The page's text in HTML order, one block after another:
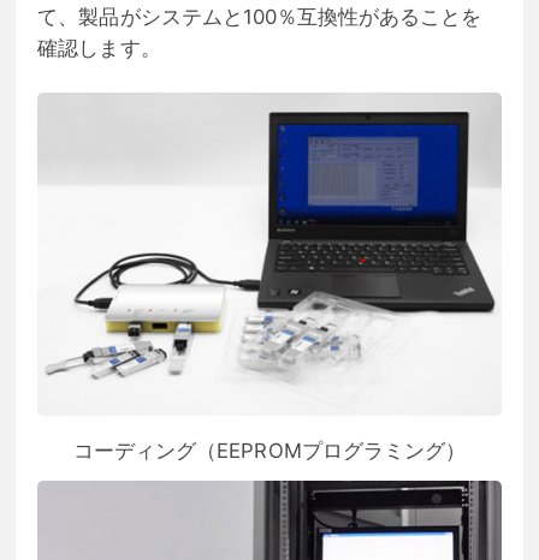
て、製品がシステムと100％互換性があることを
確認します。
コーディング（EEPROMプログラミング）